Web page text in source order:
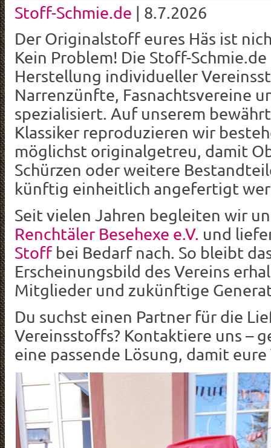
Stoff-Schmie.de | 8.7.2026
Der Originalstoff eures Häs ist
Kein Problem! Die Stoff-
Herstellung individueller
Narrenzünfte, Fasnachtsvereine
spezialisiert. Auf unserem
Klassiker reproduzieren wir
möglichst originalgetreu, damit
Schürzen oder weitere
künftig einheitlich angefertigt
Seit vielen Jahren begleiten wir
Renchtäler Besehexe e.V. und
Stoff bei Bedarf nach. So bleibt
Erscheinungsbild des Vereins
Mitglieder und zukünftige
Du suchst einen Partner für die
Vereinsstoffs? Kontaktiere uns –
eine passende Lösung, damit